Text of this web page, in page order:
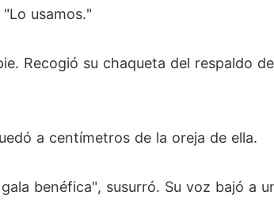
usamos."
Recogió su chaqueta del respaldo
a centímetros de la oreja de ella.
benéfica", susurró. Su voz bajó a